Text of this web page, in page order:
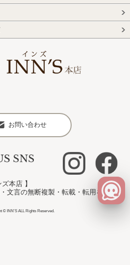
お問い合わせ
本店 】
文言の無断複製・転載・転用を禁止
© INN'S ALL Rights Reserved.